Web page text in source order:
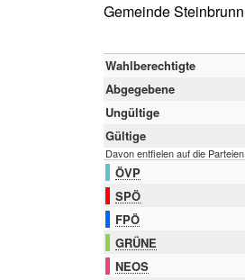
teilgenommen
Gemeinde Steinbrunn
Wahlberechtigte
Abgegebene
Ungültige
Gültige
Davon entfielen auf die Parteien
ÖVP
SPÖ
FPÖ
GRÜNE
NEOS